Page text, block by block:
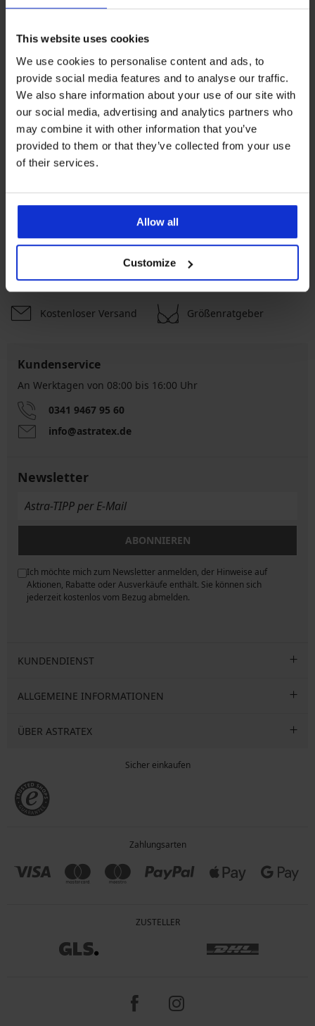
This website uses cookies
We use cookies to personalise content and ads, to
provide social media features and to analyse our traffic.
We also share information about your use of our site with
our social media, advertising and analytics partners who
may combine it with other information that you’ve
provided to them or that they’ve collected from your use
of their services.
Allow all
Customize
Beliebteste Marken
Astratex
Viania Shock absorber Triumph
Die meistgewählten Farben
Schwarz
Blau Weiß Violett
M
S L XXL
Kostenloser
Rückversand
Kostenloser Versand Größenratgeber
Kundenservice
An Werktagen von 08:00 bis 16:00 Uhr
0341 9467 95 60
info@astratex.de
Newsletter
ABONNIEREN
Ich möchte mich zum Newsletter anmelden, der Hinweise auf
Aktionen, Rabatte oder Ausverkäufe enthält. Sie können sich
jederzeit kostenlos vom Bezug abmelden.
KUNDENDIENST
ALLGEMEINE INFORMATIONEN
ÜBER ASTRATEX
Sicher einkaufen
Zahlungsarten
ZUSTELLER